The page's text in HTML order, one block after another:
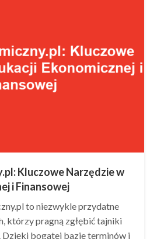
Kluczowe Narzędzie w
i Finansowej
to niezwykle przydatne
którzy pragną zgłębić tajniki
Dzięki bogatej bazie terminów i